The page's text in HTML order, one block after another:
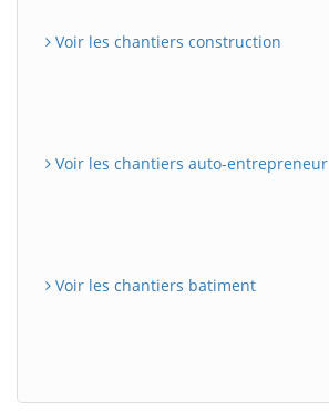
Voir les chantiers construction
Voir les chantiers auto-entrepreneur
Voir les chantiers batiment